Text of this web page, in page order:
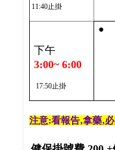
11:40止掛
下午
3:00~ 6:00
17:50止掛
●
注意:看報告‚拿藥‚